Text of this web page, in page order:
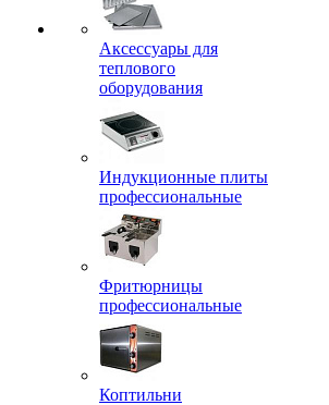
Аксессуары для
теплового
оборудования
Индукционные плиты
профессиональные
Фритюрницы
профессиональные
Коптильни